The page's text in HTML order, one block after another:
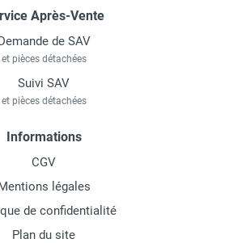
Après-Vente
de SAV
et pièces détachées
Suivi SAV
et pièces détachées
Informations
CGV
légales
de confidentialité
Plan du site